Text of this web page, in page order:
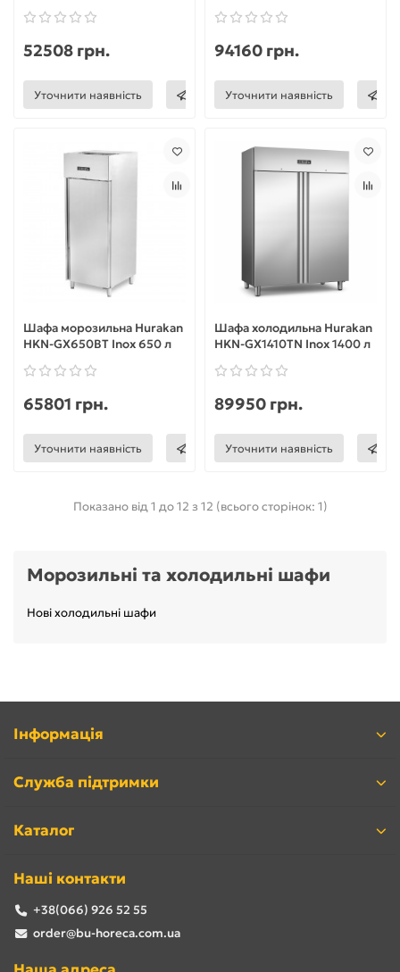
52508 грн.
Уточнити наявність
94160 грн.
Уточнити наявність
Шафа морозильна Hurakan
HKN-GX650BT Inox 650 л
65801 грн.
Уточнити наявність
Шафа холодильна Hurakan
HKN-GX1410TN Inox 1400 л
89950 грн.
Уточнити наявність
Показано від 1 до 12 з 12 (всього сторінок: 1)
Морозильні та холодильні шафи
Нові холодильні шафи
Інформація
Служба підтримки
Каталог
Наші контакти
+38(066) 926 52 55
order@bu-horeca.com.ua